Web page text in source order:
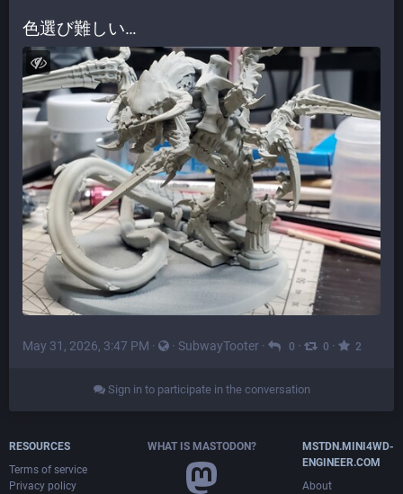
色選び難しい…
May 31, 2026, 3:47 PM · · SubwayTooter · 0 · 0 · 2
Sign in to participate in the conversation
RESOURCES
Terms of service
Privacy policy
WHAT IS MASTODON?
MSTDN.MINI4WD-
ENGINEER.COM
About